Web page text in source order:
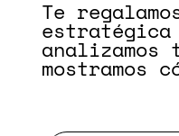
Te
estratégica
mostramos